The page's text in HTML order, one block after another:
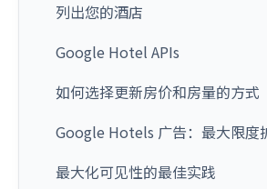
列出您的酒店
Google Hotel APIs
如何选择更新房价和房量的方式
Google Hotels 广告：最大限度
最大化可见性的最佳实践